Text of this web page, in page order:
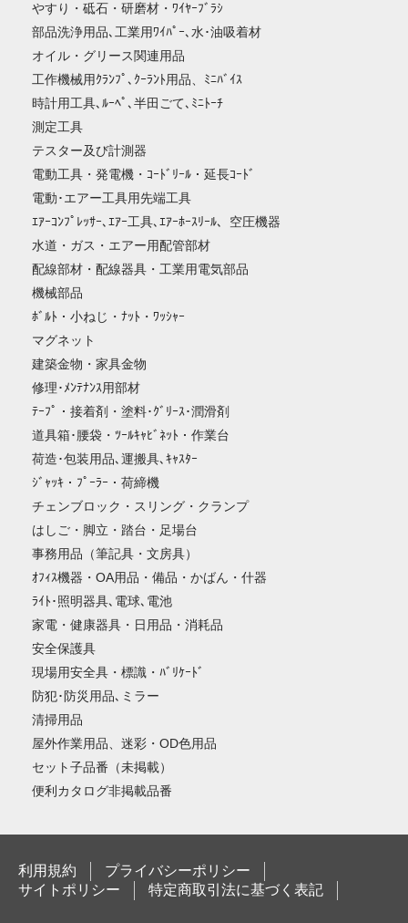
やすり・砥石・研磨材・ﾜｲﾔｰﾌﾞﾗｼ
部品洗浄用品､工業用ﾜｲﾊﾟｰ､水･油吸着材
オイル・グリース関連用品
工作機械用ｸﾗﾝﾌﾟ､ｸｰﾗﾝﾄ用品、ﾐﾆﾊﾞｲｽ
時計用工具､ﾙｰﾍﾟ､半田ごて､ﾐﾆﾄｰﾁ
測定工具
テスター及び計測器
電動工具・発電機・ｺｰﾄﾞﾘｰﾙ・延長ｺｰﾄﾞ
電動･エアー工具用先端工具
ｴｱｰｺﾝﾌﾟﾚｯｻｰ､ｴｱｰ工具､ｴｱｰﾎｰｽﾘｰﾙ、空圧機器
水道・ガス・エアー用配管部材
配線部材・配線器具・工業用電気部品
機械部品
ﾎﾞﾙﾄ・小ねじ・ﾅｯﾄ・ﾜｯｼｬｰ
マグネット
建築金物・家具金物
修理･ﾒﾝﾃﾅﾝｽ用部材
ﾃｰﾌﾟ・接着剤・塗料･ｸﾞﾘｰｽ･潤滑剤
道具箱･腰袋・ﾂｰﾙｷｬﾋﾞﾈｯﾄ・作業台
荷造･包装用品､運搬具､ｷｬｽﾀｰ
ｼﾞｬｯｷ・ﾌﾟｰﾗｰ・荷締機
チェンブロック・スリング・クランプ
はしご・脚立・踏台・足場台
事務用品（筆記具・文房具）
ｵﾌｨｽ機器・OA用品・備品・かばん・什器
ﾗｲﾄ･照明器具､電球､電池
家電・健康器具・日用品・消耗品
安全保護具
現場用安全具・標識・ﾊﾞﾘｹｰﾄﾞ
防犯･防災用品､ミラー
清掃用品
屋外作業用品、迷彩・OD色用品
セット子品番（未掲載）
便利カタログ非掲載品番
利用規約
プライバシーポリシー
サイトポリシー
特定商取引法に基づく表記